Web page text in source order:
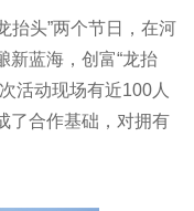
抬头”两个节日，在河
新蓝海，创富“龙抬
活动现场有近100人
了合作基础，对拥有